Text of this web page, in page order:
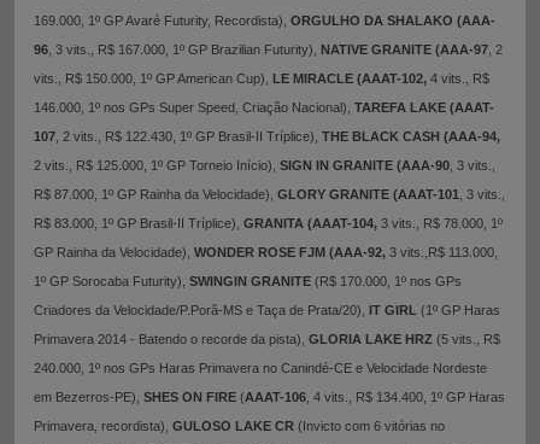
169.000, 1º GP Avaré Futurity, Recordista), ORGULHO DA SHALAKO (AAA-
96 , 3 vits., R$ 167.000, 1º GP Brazilian Futurity), NATIVE GRANITE (AAA-97 , 2
vits., R$ 150.000, 1º GP American Cup), LE MIRACLE (AAAT-102, 4 vits., R$
146.000, 1º nos GPs Super Speed, Criação Nacional), TAREFA LAKE (AAAT-
107 , 2 vits., R$ 122.430, 1º GP Brasil-II Tríplice), THE BLACK CASH (AAA-94,
2 vits., R$ 125.000, 1º GP Torneio Início), SIGN IN GRANITE (AAA-90 , 3 vits.,
R$ 87.000, 1º GP Rainha da Velocidade), GLORY GRANITE (AAAT-101
, 3 vits.,
R$ 83.000, 1º GP Brasil-II Tríplice), GRANITA (AAAT-104, 3 vits., R$ 78.000, 1º
GP Rainha da Velocidade), WONDER ROSE FJM (AAA-92, 3 vits.,R$ 113.000,
1º GP Sorocaba Futurity), SWINGIN GRANITE (R$ 170.000, 1º nos GPs
Criadores da Velocidade/P.Porã-MS e Taça de Prata/20), IT GIRL (1º GP Haras
Primavera 2014 - Batendo o recorde da pista), GLORIA LAKE HRZ (5 vits., R$
240.000, 1º nos GPs Haras Primavera no Canindé-CE e Velocidade Nordeste
em Bezerros-PE), SHES ON FIRE (AAAT-106 , 4 vits., R$ 134.400, 1º GP Haras
Primavera, recordista), GULOSO LAKE CR (Invicto com 6 vitórias no